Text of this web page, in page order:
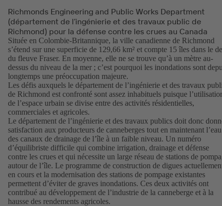
Richmonds Engineering and Public Works Department
(département de l’ingénierie et des travaux public de
Richmond) pour la défense contre les crues au Canada
Située en Colombie-Britannique, la ville canadienne de Richmond
s’étend sur une superficie de 129,66 km² et compte 15 îles dans le
du fleuve Fraser. En moyenne, elle ne se trouve qu’à un mètre au-
dessus du niveau de la mer ; c’est pourquoi les inondations sont
longtemps une préoccupation majeure.
Les défis auxquels le département de l’ingénierie et des travaux
de Richmond est confronté sont assez inhabituels puisque
de l’espace urbain se divise entre des activités résidentielles,
commerciales et agricoles.
Le département de l’ingénierie et des travaux publics doit donc
satisfaction aux producteurs de canneberges tout en maintenant l’eau
des canaux de drainage de l’île à un faible niveau. Un numéro
d’équilibriste difficile qui combine irrigation, drainage et défense
contre les crues et qui nécessite un large réseau de stations de
autour de l’île. Le programme de construction de digues
en cours et la modernisation des stations de pompage existantes
permettent d’éviter de graves inondations. Ces deux activités ont
contribué au développement de l’industrie de la canneberge et à la
hausse des rendements agricoles.